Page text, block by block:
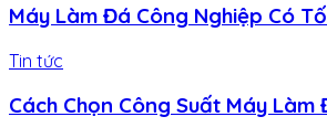
Máy Làm Đá Công Nghiệp Có
Tin tức
Cách Chọn Công Suất Máy